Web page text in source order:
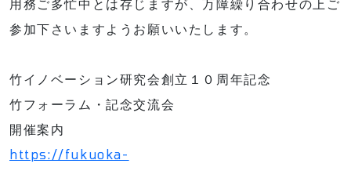
用務ご多忙中とは存じますが、万障繰り合わせの上ご
参加下さいますようお願いいたします。
竹イノベーション研究会創立１０周年記念
竹フォーラム・記念交流会
開催案内
https://fukuoka-